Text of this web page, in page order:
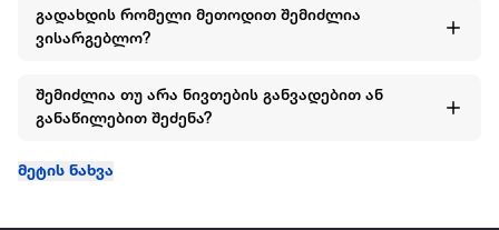
გადახდის რომელი მეთოდით შემიძლია
ვისარგებლო?
შემიძლია თუ არა ნივთების განვადებით ან
განაწილებით შეძენა?
მეტის ნახვა